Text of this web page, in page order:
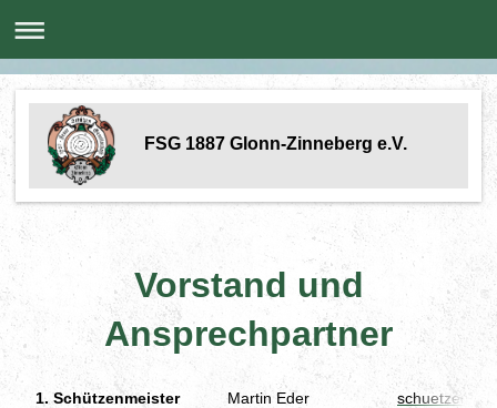
FSG 1887 Glonn-Zinneberg e.V.
Vorstand und
Ansprechpartner
1. Schützenmeister Martin Eder